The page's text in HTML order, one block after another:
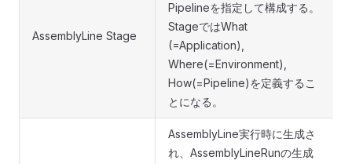
AssemblyLine Stage
Pipelineを指定して構成する。
StageではWhat
(=Application),
Where(=Environment),
How(=Pipeline)を定義するこ
とになる。
AssemblyLine実行時に生成さ
れ、AssemblyLineRunの生成